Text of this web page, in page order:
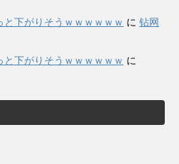
と下がりそうｗｗｗｗｗｗ に 钻网
と下がりそうｗｗｗｗｗｗ に